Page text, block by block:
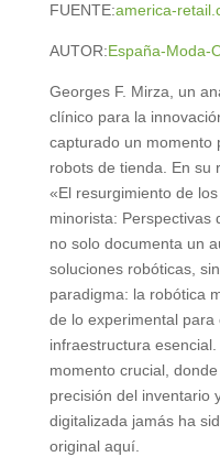
FUENTE:america-
AUTOR:España-Moda-
Georges F. Mirza, un
clínico para la
capturado un momento
robots de tienda. En su
«El resurgimiento de
minorista: Perspectivas
no solo documenta un
soluciones robóticas,
paradigma: la robótica
de lo experimental para
infraestructura
momento crucial,
precisión del inventario
digitalizada jamás ha
original aquí.